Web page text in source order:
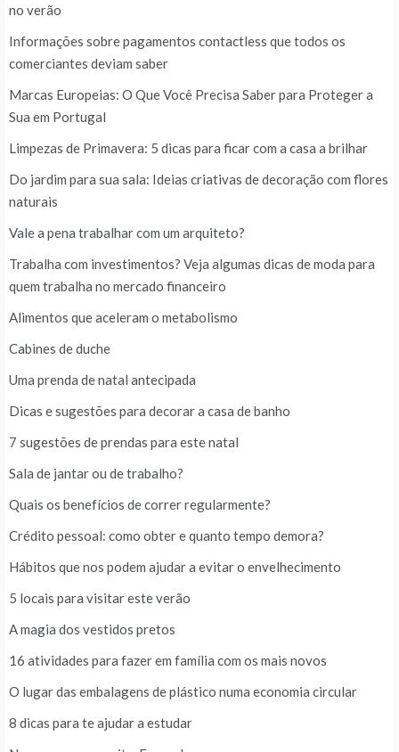
no verão
Informações sobre pagamentos contactless que todos os
comerciantes deviam saber
Marcas Europeias: O Que Você Precisa Saber para Proteger a
Sua em Portugal
Limpezas de Primavera: 5 dicas para ficar com a casa a brilhar
Do jardim para sua sala: Ideias criativas de decoração com flores
naturais
Vale a pena trabalhar com um arquiteto?
Trabalha com investimentos? Veja algumas dicas de moda para
quem trabalha no mercado financeiro
Alimentos que aceleram o metabolismo
Cabines de duche
Uma prenda de natal antecipada
Dicas e sugestões para decorar a casa de banho
7 sugestões de prendas para este natal
Sala de jantar ou de trabalho?
Quais os benefícios de correr regularmente?
Crédito pessoal: como obter e quanto tempo demora?
Hábitos que nos podem ajudar a evitar o envelhecimento
5 locais para visitar este verão
A magia dos vestidos pretos
16 atividades para fazer em família com os mais novos
O lugar das embalagens de plástico numa economia circular
8 dicas para te ajudar a estudar